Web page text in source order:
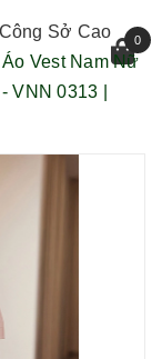
0
Sở Cao
Vest Nam Nữ
VNN 0313 |